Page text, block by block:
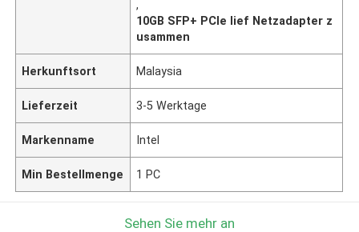
,
10GB SFP+ PCle lief Netzadapter z
usammen
Herkunftsort Malaysia
Lieferzeit 3-5 Werktage
Markenname Intel
Min Bestellmenge 1 PC
Sehen Sie mehr an